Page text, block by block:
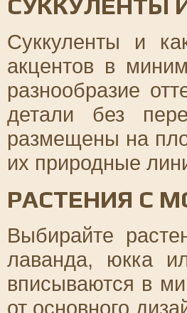
Суккуленты и
акцентов в
разнообразие
детали без
размещены на
их природные
РАСТЕНИЯ С
Выбирайте
лаванда, юкка
вписываются в
от основного